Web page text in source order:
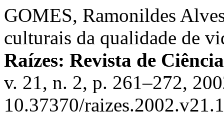
GOMES, Ramonildes
culturais da qualidade de
Raízes: Revista de
v. 21, n. 2, p. 261–272,
10.37370/